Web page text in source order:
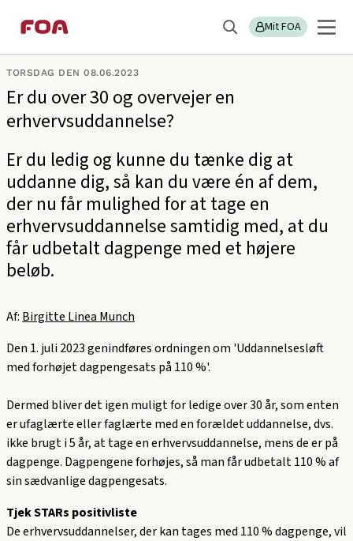
til
hovedindhold
til
hovedmenu
Søg Mit FOA
menu
Nyheder - FOAs A-kasse
TORSDAG DEN 08.06.2023
Er du over 30 og overvejer en
erhvervsuddannelse?
Er du ledig og kunne du tænke dig at
uddanne dig, så kan du være én af dem,
der nu får mulighed for at tage en
erhvervsuddannelse samtidig med, at du
får udbetalt dagpenge med et højere
beløb.
Af: Birgitte Linea Munch
Den 1. juli 2023 genindføres ordningen om 'Uddannelsesløft
med forhøjet dagpengesats på 110 %'.
Dermed bliver det igen muligt for ledige over 30 år, som enten
er ufaglærte eller faglærte med en forældet uddannelse, dvs.
ikke brugt i 5 år, at tage en erhvervsuddannelse, mens de er på
dagpenge. Dagpengene forhøjes, så man får udbetalt 110 % af
sin sædvanlige dagpengesats.
Tjek STARs positivliste
De erhvervsuddannelser, der kan tages med 110 % dagpenge, vil